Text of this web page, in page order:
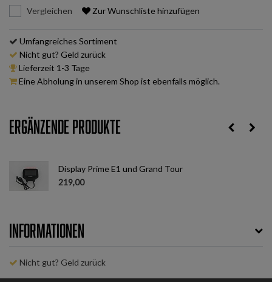
Vergleichen Zur Wunschliste hinzufügen
Umfangreiches Sortiment
Nicht gut? Geld zurück
Lieferzeit 1-3 Tage
Eine Abholung in unserem Shop ist ebenfalls möglich.
Ergänzende Produkte
Display Prime E1 und Grand Tour
219,00
Informationen
Nicht gut? Geld zurück